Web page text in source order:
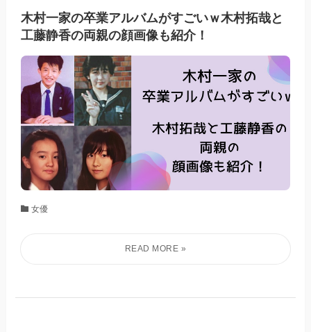
木村一家の卒業アルバムがすごいｗ木村拓哉と
工藤静香の両親の顔画像も紹介！
女優